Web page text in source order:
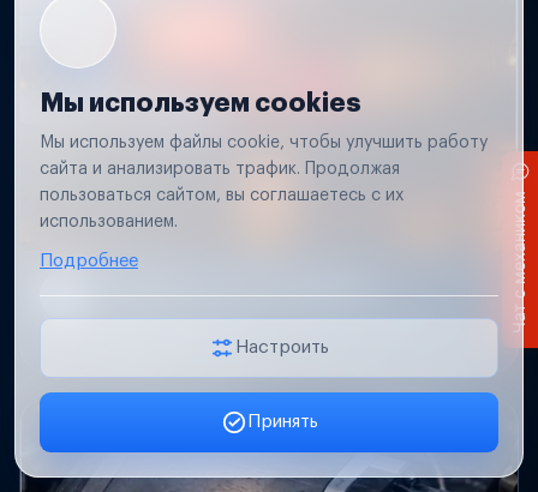
Проверим проводку и разъемы, восстановим
освещение прицепа.
Мы используем cookies
Мы используем файлы cookie, чтобы улучшить работу
сайта и анализировать трафик. Продолжая
пользоваться сайтом, вы соглашаетесь с их
использованием.
Подробнее
Настроить
Принять
Заявка онлайн
Чат с механиком